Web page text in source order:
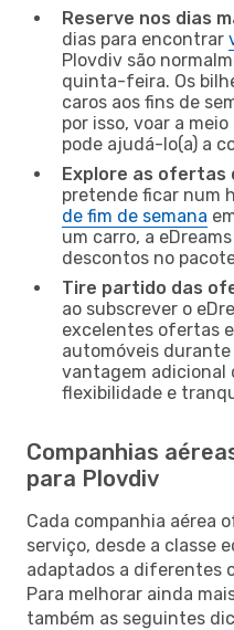
Reserve nos dias
dias para encontrar
Plovdiv são
quinta-feira. Os
caros aos fins de
por isso, voar a
pode ajudá-lo(a) a
Explore as ofertas
pretende ficar num
de fim de semana
um carro, a
descontos no
Tire partido das
ao subscrever o
excelentes ofertas
automóveis durante
vantagem adicional
flexibilidade e
Companhias
para Plovdiv
Cada companhia aérea
serviço, desde a classe
adaptados a diferentes
Para melhorar ainda
também as seguintes